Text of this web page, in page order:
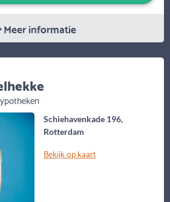
Meer informatie
Schiehavenkade 196,
Rotterdam
Bekijk op kaart